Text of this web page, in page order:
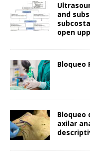
and
open
Bloqueo
Bloqueo
axilar